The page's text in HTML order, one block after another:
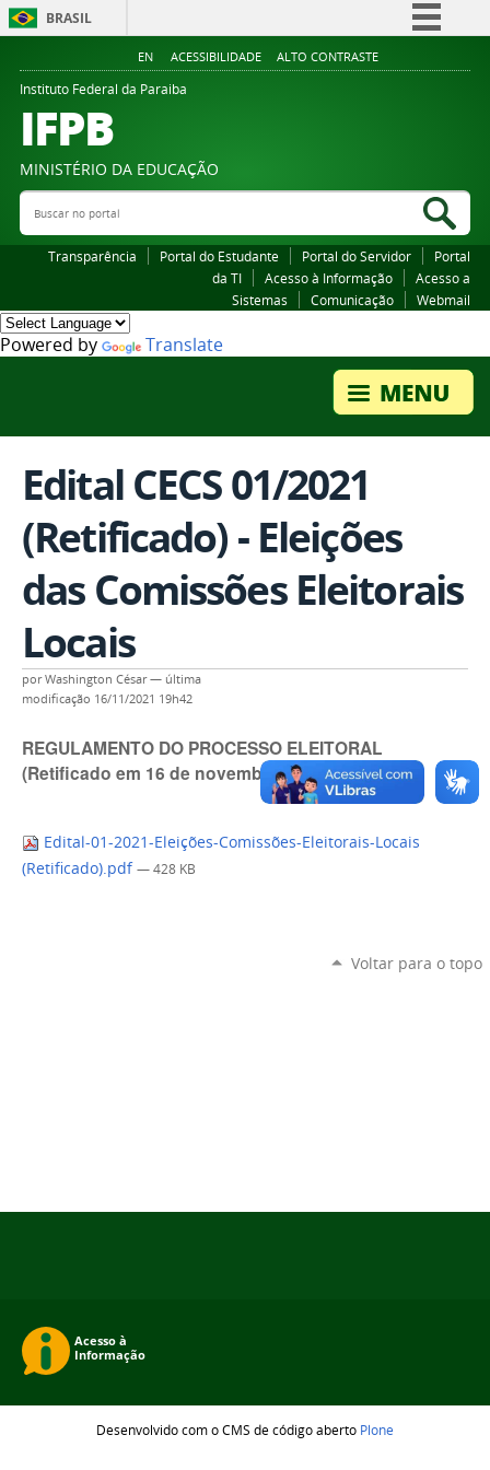
BRASIL
Simplifique!
Legislação
EN ACESSIBILIDADE ALTO CONTRASTE
Instituto Federal da Paraiba
IFPB
MINISTÉRIO DA EDUCAÇÃO
Buscar no portal
Transparência Portal do Estudante Portal do Servidor
Portal
da TI
Acesso à Informação
Acesso a
Sistemas
Comunicação Webmail
Powered by Translate
Edital CECS 01/2021
(Retificado) - Eleições
das Comissões Eleitorais
Locais
porWashington César— última
modificação 16/11/2021 19h42
REGULAMENTO DO PROCESSO ELEITORAL
(Retificado em 16 de novembro de 2021)
Edital-01-2021-Eleições-Comissões-Eleitorais-Locais
(Retificado).pdf — 428 KB
Voltar para o topo
Desenvolvido com o CMS de código aberto Plone